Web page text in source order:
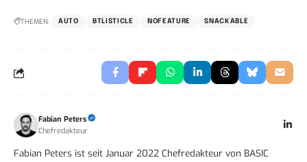
THEMEN: AUTO BTLISTICLE NOFEATURE SNACKABLE
Fabian Peters
Chefredakteur
Fabian Peters ist seit Januar 2022 Chefredakteur von BASIC